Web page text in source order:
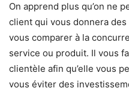
On apprend plus qu’on ne
client qui vous donnera
vous comparer à la
service ou produit. Il vous
clientèle afin qu’elle vous
vous éviter des